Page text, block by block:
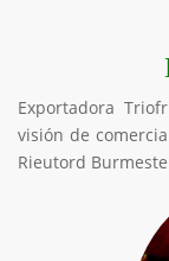
Exportadora
visión de
Rieutord